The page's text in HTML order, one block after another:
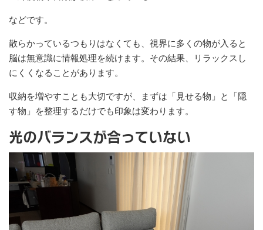
などです。
散らかっているつもりはなくても、視界に多くの物が入ると
脳は無意識に情報処理を続けます。その結果、リラックスし
にくくなることがあります。
収納を増やすことも大切ですが、まずは「見せる物」と「隠
す物」を整理するだけでも印象は変わります。
光のバランスが合っていない